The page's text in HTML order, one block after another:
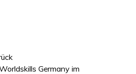
Germany im